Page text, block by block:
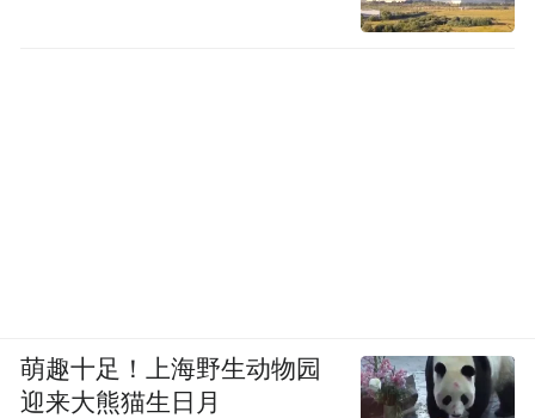
萌趣十足！上海野生动物园
迎来大熊猫生日月